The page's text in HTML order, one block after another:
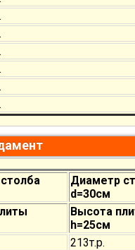
Диаметр
d=30см
Высота
h=25см
213т.р.